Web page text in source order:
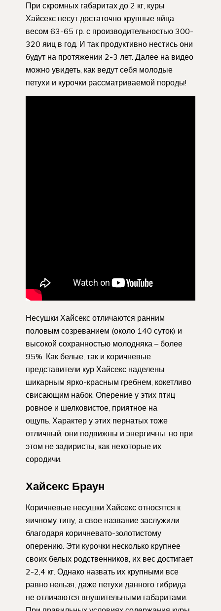
При скромных габаритах до 2 кг, куры
Хайсекс несут достаточно крупные яйца
весом 63-65 гр. с производительностью 300-
320 яиц в год. И так продуктивно нестись они
будут на протяжении 2-3 лет. Далее на видео
можно увидеть, как ведут себя молодые
петухи и курочки рассматриваемой породы!
Несушки Хайсекс отличаются ранним
половым созреванием (около 140 суток) и
высокой сохранностью молодняка – более
95%. Как белые, так и коричневые
представители кур Хайсекс наделены
шикарным ярко-красным гребнем, кокетливо
свисающим набок. Оперение у этих птиц
ровное и шелковистое, приятное на
ощупь. Характер у этих пернатых тоже
отличный, они подвижны и энергичны, но при
этом не задиристы, как некоторые их
сородичи.
Хайсекс Браун
Коричневые несушки Хайсекс относятся к
яичному типу, а свое название заслужили
благодаря коричневато-золотистому
оперению. Эти курочки несколько крупнее
своих белых родственников, их вес достигает
2-2,4 кг. Однако назвать их крупными все
равно нельзя, даже петухи данного гибрида
не отличаются внушительными габаритами.